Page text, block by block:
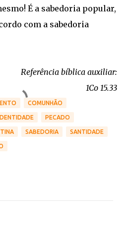
É a sabedoria popular,
com a sabedoria
Referência bíblica auxiliar:
1Co 15.33
COMUNHÃO
PECADO
SABEDORIA SANTIDADE